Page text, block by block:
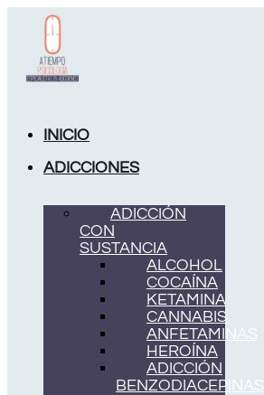
contenido
INICIO
ADICCIONES
ADICCIÓN
CON
SUSTANCIA
ALCOHOL
COCAÍNA
KETAMINA
CANNABIS
ANFETAMINAS
HEROÍNA
ADICCIÓN
BENZODIACEPINAS